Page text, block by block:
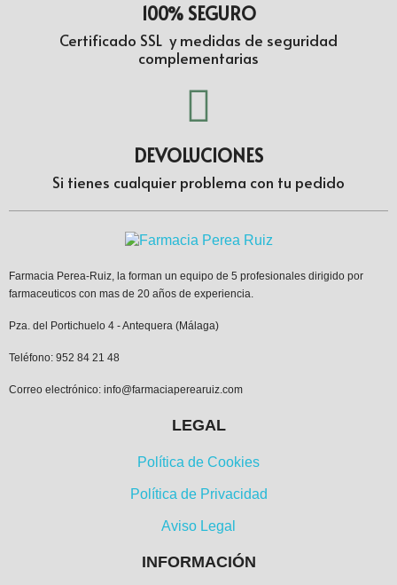
100% SEGURO
Certificado SSL y medidas de seguridad
complementarias
DEVOLUCIONES
Si tienes cualquier problema con tu pedido
Farmacia Perea-Ruiz, la forman un equipo de 5 profesionales dirigido por
farmaceuticos con mas de 20 años de experiencia.
Pza. del Portichuelo 4 - Antequera (Málaga)
Teléfono: 952 84 21 48
Correo electrónico: info@farmaciaperearuiz.com
LEGAL
Política de Cookies
Política de Privacidad
Aviso Legal
INFORMACIÓN